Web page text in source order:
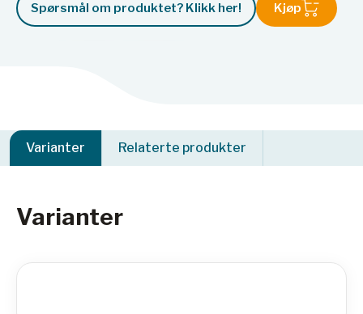
Spørsmål om produktet? Klikk her! Kjøp
Varianter Relaterte produkter
Varianter